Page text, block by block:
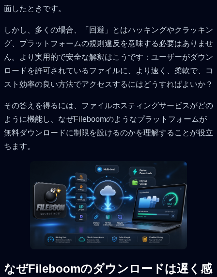
面したときです。
しかし、多くの場合、「回避」とはハッキングやクラッキン
グ、プラットフォームの規則違反を意味する必要はありませ
ん。より実用的で安全な解釈はこうです：ユーザーがダウン
ロードを許可されているファイルに、より速く、柔軟で、コ
スト効率の良い方法でアクセスするにはどうすればよいか？
その答えを得るには、ファイルホスティングサービスがどの
ように機能し、なぜFileboomのようなプラットフォームが
無料ダウンロードに制限を設けるのかを理解することが役立
ちます。
なぜFileboomのダウンロードは遅く感